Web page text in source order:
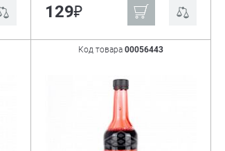
129₽
Код товара00056443